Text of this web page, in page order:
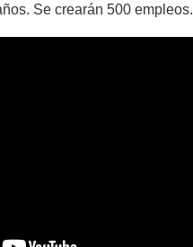
Se crearán 500 empleos.